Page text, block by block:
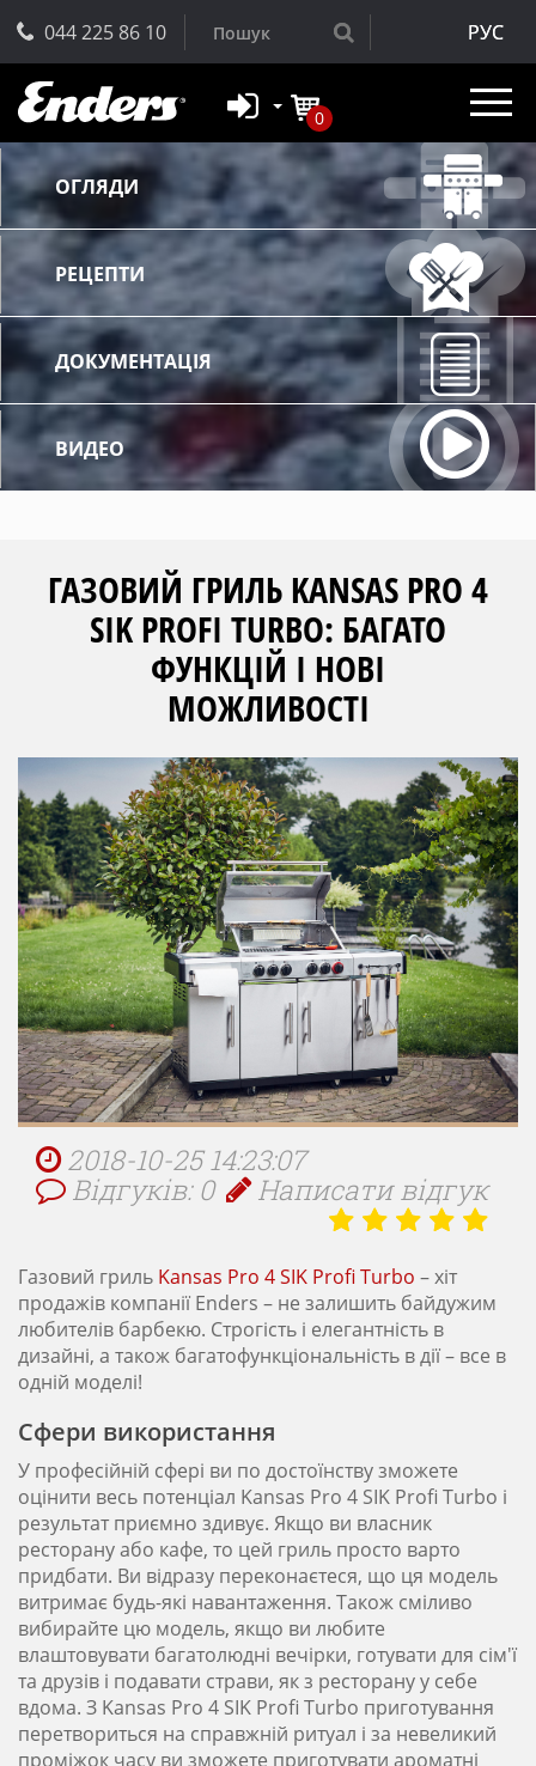
044 225 86 10 РУС
0
ОГЛЯДИ
РЕЦЕПТИ
ДОКУМЕНТАЦІЯ
ВИДЕО
ГАЗОВИЙ ГРИЛЬ KANSAS PRO 4
SIK PROFI TURBO: БАГАТО
ФУНКЦІЙ І НОВІ
МОЖЛИВОСТІ
2018-10-25 14:23:07
Відгуків: 0
Написати відгук
Газовий гриль Kansas Pro 4 SIK Profi Turbo – хіт
продажів компанії Enders – не залишить байдужим
любителів барбекю. Строгість і елегантність в
дизайні, а також багатофункціональність в дії – все в
одній моделі!
Сфери використання
У професійній сфері ви по достоїнству зможете
оцінити весь потенціал Kansas Pro 4 SIK Profi Turbо і
результат приємно здивує. Якщо ви власник
ресторану або кафе, то цей гриль просто варто
придбати. Ви відразу переконаєтеся, що ця модель
витримає будь-які навантаження. Також сміливо
вибирайте цю модель, якщо ви любите
влаштовувати багатолюдні вечірки, готувати для сім'ї
та друзів і подавати страви, як з ресторану у себе
вдома. З Kansas Pro 4 SIK Profi Turbo приготування
перетвориться на справжній ритуал і за невеликий
проміжок часу ви зможете приготувати ароматні